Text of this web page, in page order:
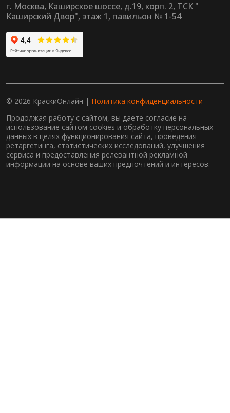
г. Москва, Каширское шоссе, д.19, корп. 2, ТСК "
Каширский Двор", этаж 1, павильон № 1-54
© 2026 КраскиОнлайн | Политика конфиденциальности
Продолжая работу с сайтом, вы даете согласие на
использование сайтом cookies и обработку персональных
данных в целях функционирования сайта, проведения
ретаргетинга, статистических исследований, улучшения
сервиса и предоставления релевантной рекламной
информации на основе ваших предпочтений и интересов.